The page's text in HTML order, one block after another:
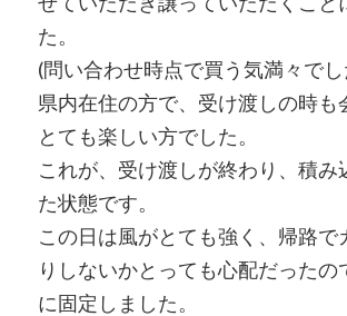
た。
(問い合わせ時点で買う気満々で
県内在住の方で、受け渡しの時も
とても楽しい方でした。
これが、受け渡しが終わり、積み
た状態です。
この日は風がとても強く、帰路で
りしないかとっても心配だったの
に固定しました。